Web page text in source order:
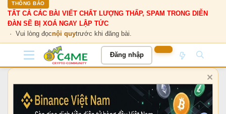
THÔNG BÁO
TẤT CẢ CÁC BÀI VIẾT CHẤT LƯỢNG THẤP, SPAM TRONG DIỄN
ĐÀN SẼ BỊ XOÁ NGAY LẬP TỨC
· Vui lòng đọcnội quytrước khi đăng bài.
Đăng nhập